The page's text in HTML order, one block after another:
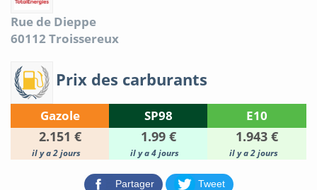
Rue de Dieppe
60112 Troissereux
Prix des carburants
Gazole SP98 E10
2.151 € 1.99 € 1.943 €
il y a 2 jours il y a 4 jours il y a 2 jours
Partager Tweet